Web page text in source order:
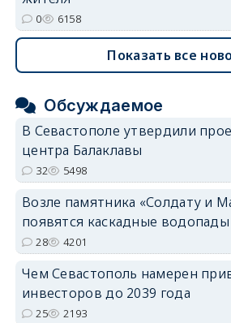
0 6158
Показать все
Обсуждаемое
В Севастополе утвердили
центра Балаклавы
32 5498
Возле памятника «Солдату и
появятся каскадные водопады
28 4201
Чем Севастополь намерен
инвесторов до 2039 года
25 2193